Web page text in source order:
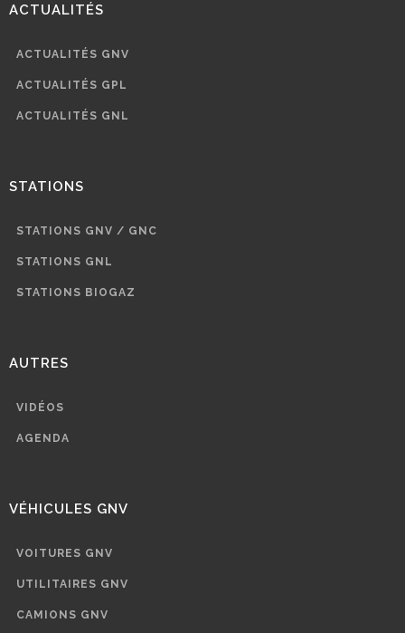
ACTUALITÉS
ACTUALITÉS GNV
ACTUALITÉS GPL
ACTUALITÉS GNL
STATIONS
STATIONS GNV / GNC
STATIONS GNL
STATIONS BIOGAZ
AUTRES
VIDÉOS
AGENDA
VÉHICULES GNV
VOITURES GNV
UTILITAIRES GNV
CAMIONS GNV